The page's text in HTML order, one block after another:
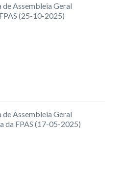
Assembleia Geral
(25-10-2025)
Assembleia Geral
da FPAS (17-05-2025)